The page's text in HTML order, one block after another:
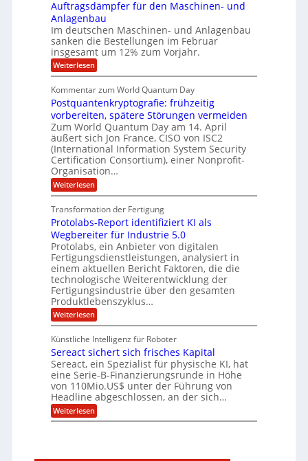
l
i
o
n
e
n
U
S
-
D
o
l
l
a
r
i
n
g
f
ü
r
M
E
A
u
n
d
L
a
t
e
i
n
a
m
e
r
i
k
a
l
u
t
i
g
w
i
r
d
C
h
i
e
f
C
u
s
t
o
m
e
r
O
ff
c
e
r
t
i
n
g
e
r
ö
f
n
e
t
K
o
m
p
e
t
e
n
z
z
n
t
u
m
f
ü
r
3
D
-
r
u
c
k
Auftragsdämpfer für den Maschinen- und
Anlagenbau
Im deutschen Maschinen- und Anlagenbau
sanken die Bestellungen im Februar
insgesamt um 12% zum Vorjahr.
Weiterlesen:
A
f
t
r
a
g
s
d
ä
m
p
f
e
r
ü
r
d
e
n
M
a
s
c
h
i
n
e
n
-
u
n
d
A
n
l
n
Kommentar zum World Quantum Day
Postquantenkryptografie: frühzeitig
vorbereiten, spätere Störungen vermeiden
Zum World Quantum Day am 14. April
äußert sich Jon France, CISO von ISC2
(International Information System Security
Certification Consortium), einer Nonprofit-
Organisation…
Weiterlesen:
P
s
t
q
u
a
n
t
e
n
k
r
y
p
t
o
g
r
a
f
i
e
:
f
Transformation der Fertigung
Protolabs-Report identifiziert KI als
Wegbereiter für Industrie 5.0
Protolabs, ein Anbieter von digitalen
Fertigungsdienstleistungen, analysiert in
einem aktuellen Bericht Faktoren, die die
technologische Weiterentwicklung der
Fertigungsindustrie über den gesamten
Produktlebenszyklus…
Weiterlesen:
P
o
t
o
l
a
b
s
-
R
r
Künstliche Intelligenz für Roboter
Sereact sichert sich frisches Kapital
Sereact, ein Spezialist für physische KI, hat
eine Serie-B-Finanzierungsrunde in Höhe
von 110Mio.US$ unter der Führung von
Headline abgeschlossen, an der sich…
Weiterlesen:
S
a